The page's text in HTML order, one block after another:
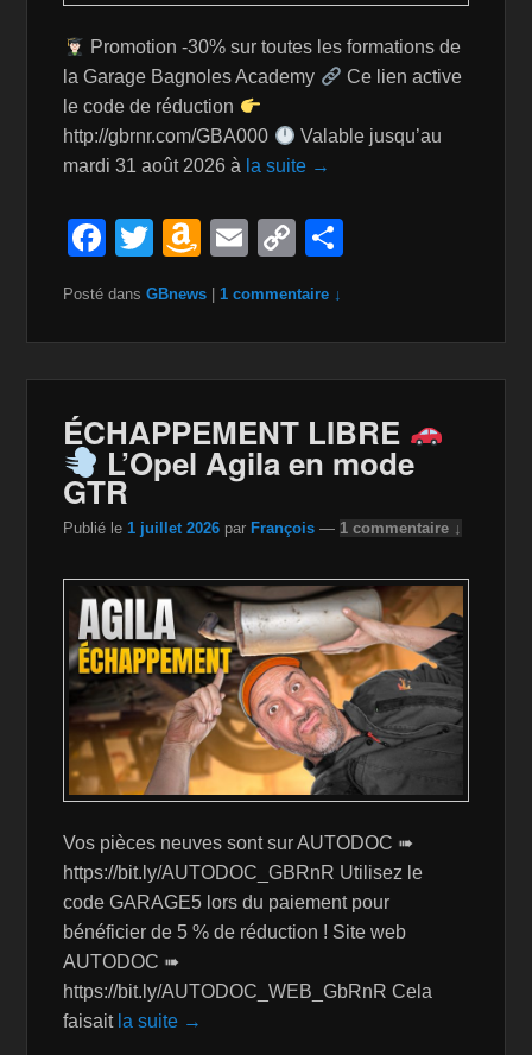
Promotion -30% sur toutes les formations de
la Garage Bagnoles Academy
Ce lien active
le code de réduction
http://gbrnr.com/GBA000
Valable jusqu’au
mardi 31 août 2026 à la suite →
F
c
e
b
o
o
k
T
tt
er
A
a
z
o
n
W
h
Li
st
E
ail
C
p
y
Li
n
k
g
er
Posté dans GBnews |1 commentaire ↓
ÉCHAPPEMENT LIBRE
L’Opel Agila en mode
GTR
Publié le 1 juillet 2026 par François — 1 commentaire ↓
Vos pièces neuves sont sur AUTODOC ➠
https://bit.ly/AUTODOC_GBRnR Utilisez le
code GARAGE5 lors du paiement pour
bénéficier de 5 % de réduction ! Site web
AUTODOC ➠
https://bit.ly/AUTODOC_WEB_GbRnR Cela
faisait la suite →